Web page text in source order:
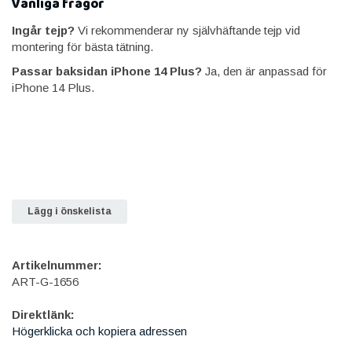
Ingår tejp? Vi rekommenderar ny självhäftande tejp vid
montering för bästa tätning.
Passar baksidan iPhone 14 Plus? Ja, den är anpassad för
iPhone 14 Plus.
Lägg i önskelista
Artikelnummer:
ART-G-1656
Direktlänk:
Högerklicka och kopiera adressen